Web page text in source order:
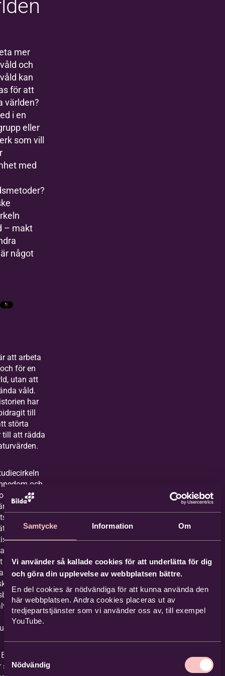
Samtycke Information Om
Vi använder så kallade cookies för att underlätta för dig
och göra din upplevelse av webbplatsen bättre.
En del cookies är nödvändiga för att kunna använda den
här webbplatsen. Andra cookies placeras ut av
tredjepartstjänster som vi använder oss av, till exempel
YouTube.
Samtyckesval
Nödvändig
mer
och
kan
för att
världen?
i en
eller
som vill
med
– makt
något
att arbeta
för en
utan att
våld.
har
till
störta
till att rädda
och
vad
och
roll för ett
och
bidrar till
människor
och
bli en del
i din
starta en